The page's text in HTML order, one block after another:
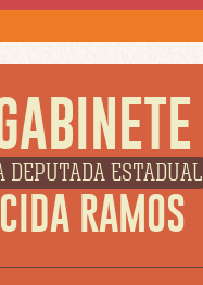
DEPUTADA ESTADUAL
CIDA RAMOS